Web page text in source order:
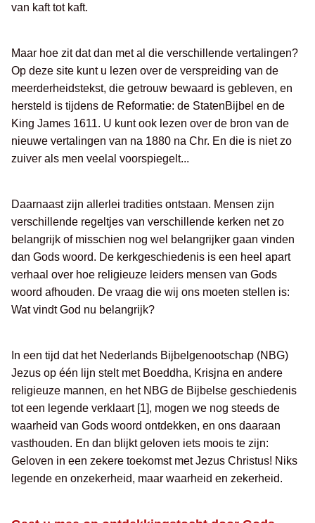
van kaft tot kaft.
Maar hoe zit dat dan met al die verschillende vertalingen?
Op deze site kunt u lezen over de verspreiding van de
meerderheidstekst, die getrouw bewaard is gebleven, en
hersteld is tijdens de Reformatie: de StatenBijbel en de
King James 1611. U kunt ook lezen over de bron van de
nieuwe vertalingen van na 1880 na Chr. En die is niet zo
zuiver als men veelal voorspiegelt...
Daarnaast zijn allerlei tradities ontstaan. Mensen zijn
verschillende regeltjes van verschillende kerken net zo
belangrijk of misschien nog wel belangrijker gaan vinden
dan Gods woord. De kerkgeschiedenis is een heel apart
verhaal over hoe religieuze leiders mensen van Gods
woord afhouden. De vraag die wij ons moeten stellen is:
Wat vindt God nu belangrijk?
In een tijd dat het Nederlands Bijbelgenootschap (NBG)
Jezus op één lijn stelt met Boeddha, Krisjna en andere
religieuze mannen, en het NBG de Bijbelse geschiedenis
tot een legende verklaart [1], mogen we nog steeds de
waarheid van Gods woord ontdekken, en ons daaraan
vasthouden. En dan blijkt geloven iets moois te zijn:
Geloven in een zekere toekomst met Jezus Christus! Niks
legende en onzekerheid, maar waarheid en zekerheid.